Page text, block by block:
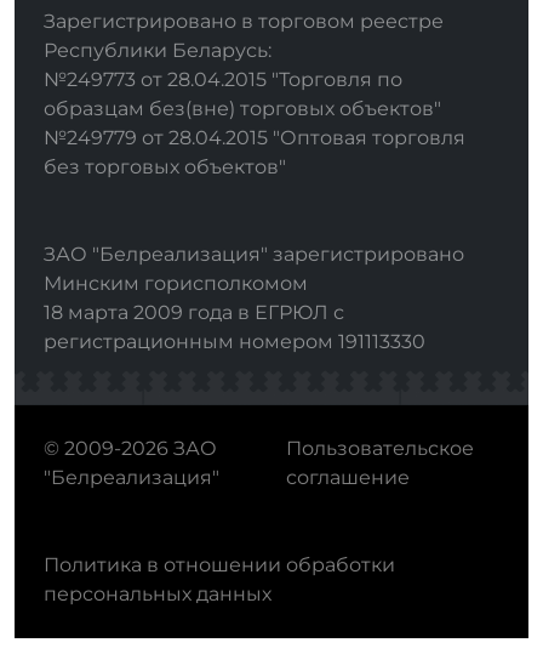
Зарегистрировано в торговом реестре
Республики Беларусь:
№249773 от 28.04.2015 "Торговля по
образцам без(вне) торговых объектов"
№249779 от 28.04.2015 "Оптовая торговля
без торговых объектов"
ЗАО "Белреализация" зарегистрировано
Минским горисполкомом
18 марта 2009 года в ЕГРЮЛ с
регистрационным номером 191113330
© 2009-2026 ЗАО
"Белреализация"
Пользовательское
соглашение
Политика в отношении обработки
персональных данных